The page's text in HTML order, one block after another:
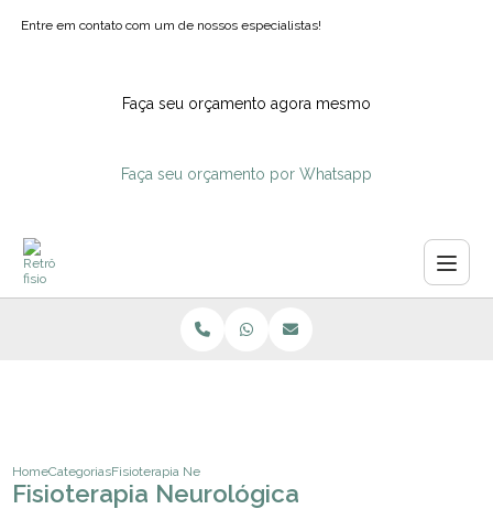
Entre em contato com um de nossos especialistas!
Faça seu orçamento agora mesmo
Faça seu orçamento por Whatsapp
HomeCategoriasFisioterapia Neurológica
Fisioterapia Neurológica